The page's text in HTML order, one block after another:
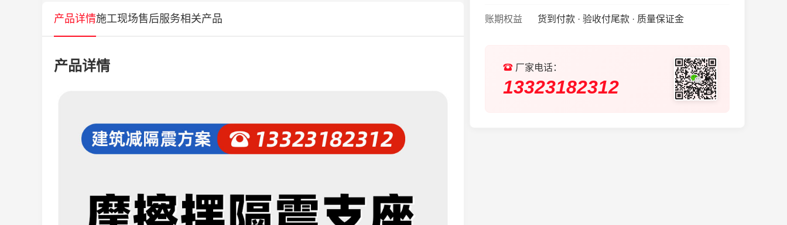
账期权益 货到付款 · 验收付尾款 · 质量保证金
厂家电话：
13323182312
产品详情施工现场售后服务相关产品
产品详情